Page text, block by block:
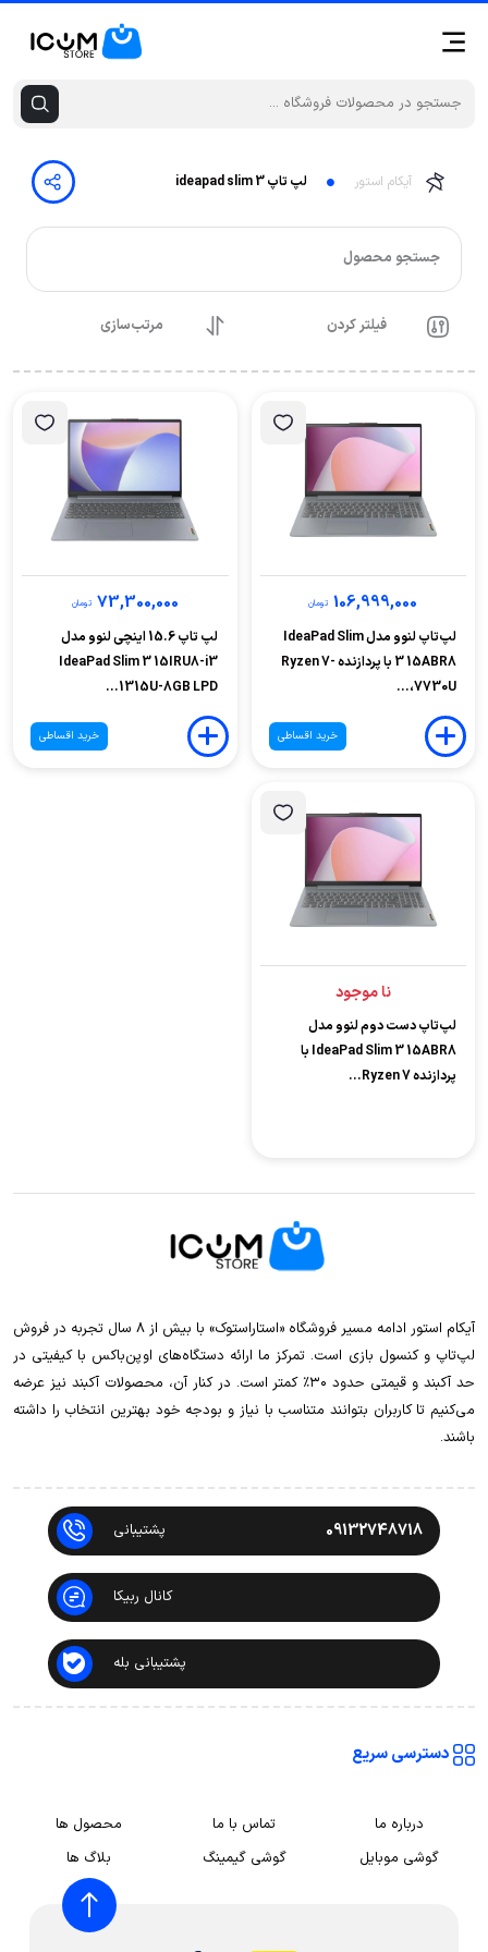
آیکام استور لپ تاپ ideapad slim 3
جستجو محصول
فیلتر کردن مرتب‌سازی
106,999,000 تومان
لپ‌تاپ لنوو مدل IdeaPad Slim
3 15ABR8 با پردازنده Ryzen 7-
7730U،...
خرید اقساطی
73,300,000 تومان
لپ تاپ 15.6 اینچی لنوو مدل
IdeaPad Slim 3 15IRU8-i3
1315U-8GB LPD...
خرید اقساطی
نا موجود
لپ‌تاپ دست دوم لنوو مدل
IdeaPad Slim 3 15ABR8 با
پردازنده Ryzen 7...
آیکام استور ادامه مسیر فروشگاه «استاراستوک» با بیش از ۸ سال تجربه در فروش
لپ‌تاپ و کنسول بازی است. تمرکز ما ارائه دستگاه‌های اوپن‌باکس با کیفیتی در
حد آکبند و قیمتی حدود ۳۰٪ کمتر است. در کنار آن، محصولات آکبند نیز عرضه
می‌کنیم تا کاربران بتوانند متناسب با نیاز و بودجه خود بهترین انتخاب را داشته
باشند.
09132748718 پشتیبانی
کانال ربیکا
پشتیبانی بله
دسترسی سریع
درباره ما تماس با ما
محصول ها
گوشی موبایل
گوشی گیمینگ بلاگ ها